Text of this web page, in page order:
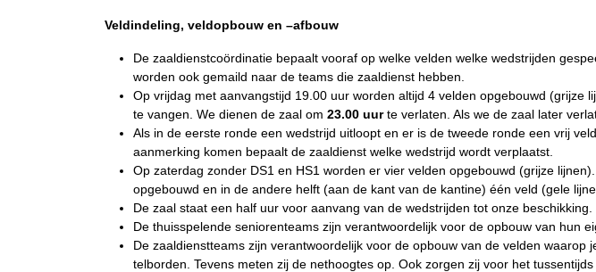
Veldindeling, veldopbouw en –afbouw
De zaaldienstcoördinatie bepaalt vooraf op welke velden welke wedstrijden
worden ook gemaild naar de teams die zaaldienst hebben.
Op vrijdag met aanvangstijd 19.00 uur worden altijd 4 velden opgebouwd
te vangen. We dienen de zaal om 23.00 uurte verlaten. Als we de zaal later
Als in de eerste ronde een wedstrijd uitloopt en er is de tweede ronde een vrij
aanmerking komen bepaalt de zaaldienst welke wedstrijd wordt verplaatst.
Op zaterdag zonder DS1 en HS1 worden er vier velden opgebouwd (grijze
opgebouwd en in de andere helft (aan de kant van de kantine) één veld (gele
De zaal staat een half uur voor aanvang van de wedstrijden tot onze
De thuisspelende seniorenteams zijn verantwoordelijk voor de opbouw van hun
De zaaldienstteams zijn verantwoordelijk voor de opbouw van de velden
telborden. Tevens meten zij de nethoogtes op. Ook zorgen zij voor het